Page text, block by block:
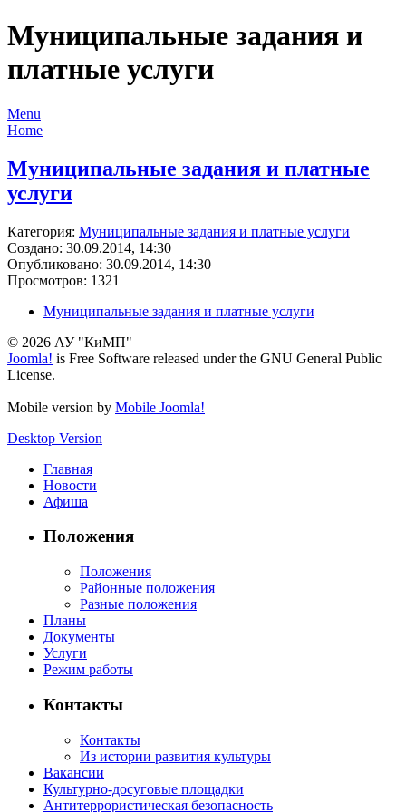
Муниципальные задания и
платные услуги
Menu
Home
Муниципальные задания и платные
услуги
Категория: Муниципальные задания и платные услуги
Создано: 30.09.2014, 14:30
Опубликовано: 30.09.2014, 14:30
Просмотров: 1321
Муниципальные задания и платные услуги
© 2026 АУ "КиМП"
Joomla! is Free Software released under the GNU General Public
License.
Mobile version by Mobile Joomla!
Desktop Version
Главная
Новости
Афиша
Положения
Положения
Районные положения
Разные положения
Планы
Документы
Услуги
Режим работы
Контакты
Контакты
Из истории развития культуры
Вакансии
Культурно-досуговые площадки
Антитеррористическая безопасность